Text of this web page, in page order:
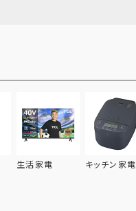
生活家電 キッチン家電